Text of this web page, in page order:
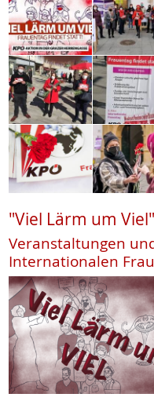
"Viel Lärm um Viel"
Veranstaltungen
Internationalen